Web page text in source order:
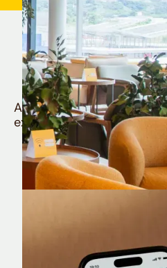
Quem é
muito
Aproveite todos os
exclusivas da sua Conta